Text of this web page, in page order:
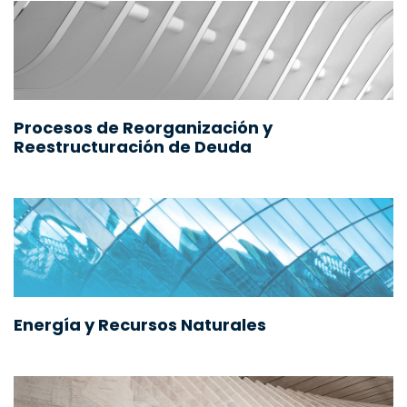
Procesos de Reorganización y
Reestructuración de Deuda
Energía y Recursos Naturales